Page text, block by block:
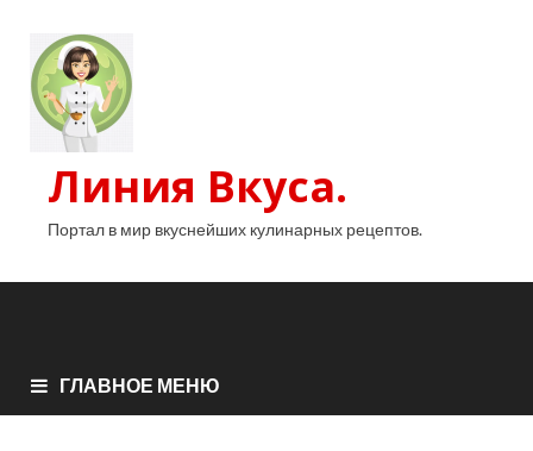
Линия Вкуса.
Портал в мир вкуснейших кулинарных рецептов.
ГЛАВНОЕ МЕНЮ